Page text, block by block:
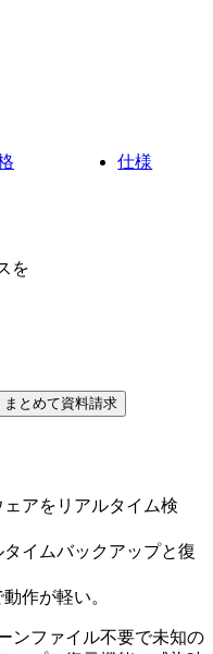
仕様
を
まとめて資料請求
アをリアルタイム検
イムバックアップと復
作が軽い。
ンファイル不要で未知の